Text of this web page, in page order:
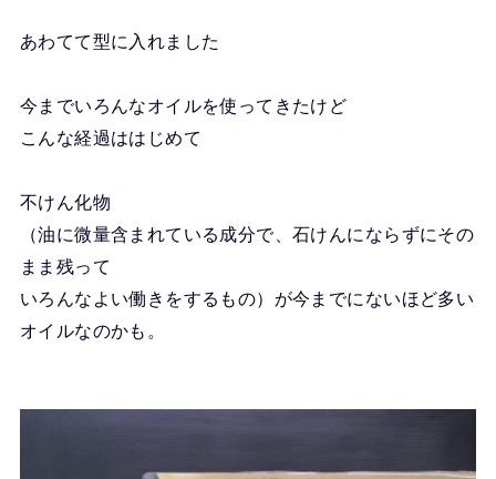
あわてて型に入れました
今までいろんなオイルを使ってきたけど
こんな経過ははじめて
不けん化物
（油に微量含まれている成分で、石けんにならずにその
まま残って
いろんなよい働きをするもの）が今までにないほど多い
オイルなのかも。